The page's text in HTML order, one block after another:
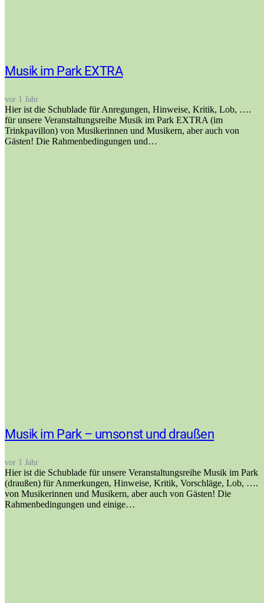
Musik im Park EXTRA
vor 1 Jahr
Hier ist die Schublade für Anregungen, Hinweise, Kritik, Lob, ….
für unsere Veranstaltungsreihe Musik im Park EXTRA (im
Trinkpavillon) von Musikerinnen und Musikern, aber auch von
Gästen! Die Rahmenbedingungen und…
Musik im Park – umsonst und draußen
vor 1 Jahr
Hier ist die Schublade für unsere Veranstaltungsreihe Musik im Park
(draußen) für Anmerkungen, Hinweise, Kritik, Vorschläge, Lob, ….
von Musikerinnen und Musikern, aber auch von Gästen! Die
Rahmenbedingungen und einige…